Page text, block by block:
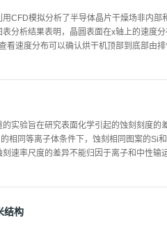
低于100a，脱蜡剂处理4分钟后，常规脱
不是去离子水冲洗的蜡含量小于50A。
，冲洗后加入SC-1步骤，无论臭氧处理如
）进行...
CFD模拟分析了半导体晶片干燥场非内
分析结果表明，晶圆表面在x轴上的速度
看速度分布可以确认烘干机顶部到底部由
的遗迹线和图3.1.2，通过观察遗迹线
较大，因此在中心的速度大幅上升，观察
右侧发生的涡流区域向下扩张。而且，在
干机内部共同出现的涡流区域和流动顺畅
无法...
实验旨在研究表面化学引起的蚀刻刻度的
相同等离子体条件下，蚀刻相同图案的Si
速率尺度的差异不能归因于离子和中性输
观察到一个更复杂的、随时间变化的尺度
结构